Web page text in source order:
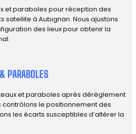
et paraboles pour réception des
satellite à Aubignan. Nous ajustons
des lieux pour obtenir la
PARABOLES
et paraboles après dérèglement
contrôlons le positionnement des
les écarts susceptibles d’altérer la